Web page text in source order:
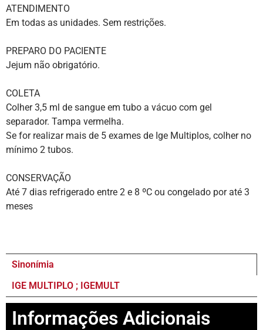
ATENDIMENTO
Em todas as unidades. Sem restrições.
PREPARO DO PACIENTE
Jejum não obrigatório.
COLETA
Colher 3,5 ml de sangue em tubo a vácuo com gel
separador. Tampa vermelha.
Se for realizar mais de 5 exames de Ige Multiplos, colher no
mínimo 2 tubos.
CONSERVAÇÃO
Até 7 dias refrigerado entre 2 e 8 ºC ou congelado por até 3
meses
Sinonímia
IGE MULTIPLO ; IGEMULT
Informações Adicionais